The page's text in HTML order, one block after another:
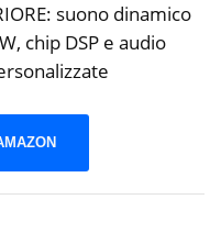
suono dinamico
chip DSP e audio